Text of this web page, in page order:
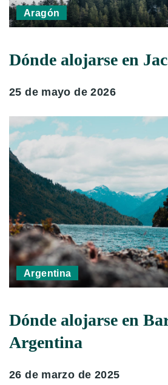
Aragón
Dónde alojarse en
25 de mayo de 2026
Argentina
Dónde alojarse en
Argentina
26 de marzo de 2025